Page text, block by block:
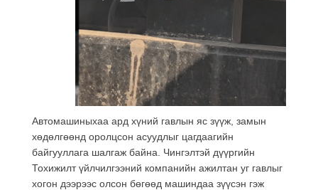
Автомашиныхаа ард хүний гавлын яс зүүж, замын
хөдөлгөөнд оролцсон асуудлыг цагдаагийн
байгууллага шалгаж байна. Чингэлтэй дүүргийн
Тохижилт үйлчилгээний компанийн ажилтан уг гавлыг
хогон дээрээс олсон бөгөөд машиндаа зүүсэн гэж